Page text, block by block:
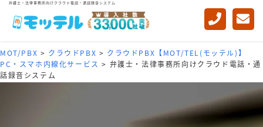
弁護士・法律事務所向けクラウド電話・通話録音システム
MOT/PBX > クラウドPBX > クラウドPBX【MOT/TEL(モッテル)】
PC・スマホ内線化サービス > 弁護士・法律事務所向けクラウド電話・通
話録音システム